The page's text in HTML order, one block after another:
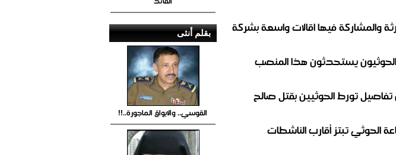
والمشاركة فيها اقالات واسعة بشركة
يستحدثون هذا المنصب
تفاصيل تورط الحوثيين بقتل صالح
الحوثي تبتز أقارب الناشطات
بقلم أنثى
القوسي.. والابواق الماجورة..!!